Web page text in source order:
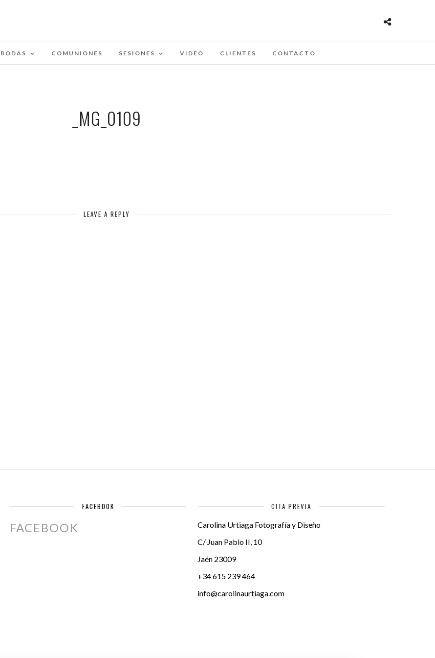
BODAS COMUNIONES SESIONES VIDEO CLIENTES CONTACTO
_MG_0109
LEAVE A REPLY
FACEBOOK
FACEBOOK
CITA PREVIA
Carolina Urtiaga Fotografía y Diseño
C/ Juan Pablo II, 10
Jaén 23009
+34 615 239 464
info@carolinaurtiaga.com